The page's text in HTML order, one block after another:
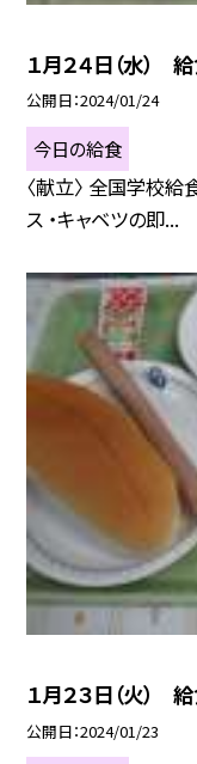
１月２４日（水）
公開日 2024/01/24
今日の給食
〈献立〉 全国学校給
ス ・キャベツの即...
１月２３日（火）
公開日 2024/01/23